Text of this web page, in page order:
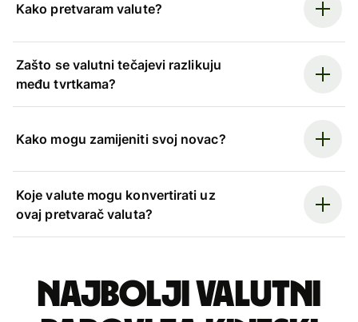
Kako pretvaram valute?
Zašto se valutni tečajevi razlikuju
među tvrtkama?
Kako mogu zamijeniti svoj novac?
Koje valute mogu konvertirati uz
ovaj pretvarač valuta?
Najbolji valutni